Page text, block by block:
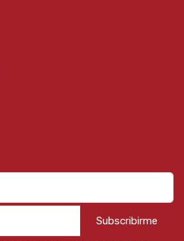
Subscribirme